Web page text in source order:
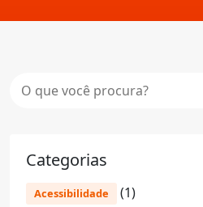
Categorias
Acessibilidade (1)